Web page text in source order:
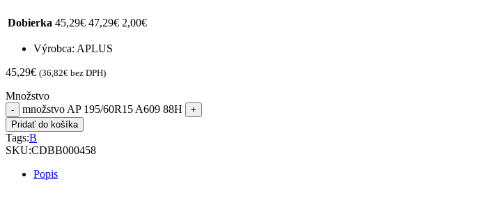
Dobierka 45,29€ 47,29€ 2,00€
Výrobca: APLUS
45,29€ (36,82€ bez DPH)
Množstvo
množstvo AP 195/60R15 A609 88H
Pridať do košíka
Tags:B
SKU:CDBB000458
Popis